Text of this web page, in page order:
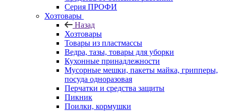
Серия ПРОФИ
Хозтовары
Назад
Хозтовары
Товары из пластмассы
Ведра, тазы, товары для уборки
Кухонные принадлежности
Мусорные мешки, пакеты майка, грипперы,
посуда одноразовая
Перчатки и средства защиты
Пикник
Поилки, кормушки